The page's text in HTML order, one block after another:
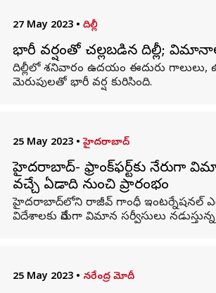
27 May 2023 • దిల్లీ
భారీ వర్షంతో చల్లబడిన దిల్లీ;
దిల్లీలో శనివారం ఉదయం ఈదురు గాలులు,
మెరుపులతో భారీ వర్ష కురిసింది.
25 May 2023 • హైదరాబాద్
హైదరాబాద్- ఫ్రాంక్‌ఫర్ట్‌కు నేరుగా
వచ్చే ఏడాది నుంచి ప్రారంభం
హైదరాబాద్‌లోని రాజీవ్ గాంధీ ఇంటర్నేషనల్
విదేశాలకు నేరుగా విమాన సర్వీసులు
25 May 2023 • నరేంద్ర మోదీ